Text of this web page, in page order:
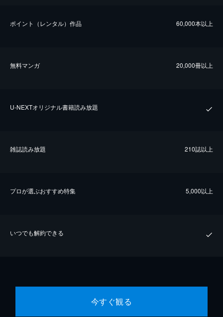
ポイント（レンタル）作品 60,000本以上
無料マンガ 20,000冊以上
U-NEXTオリジナル書籍読み放題
雑誌読み放題 210誌以上
プロが選ぶおすすめ特集 5,000以上
いつでも解約できる
今すぐ観る